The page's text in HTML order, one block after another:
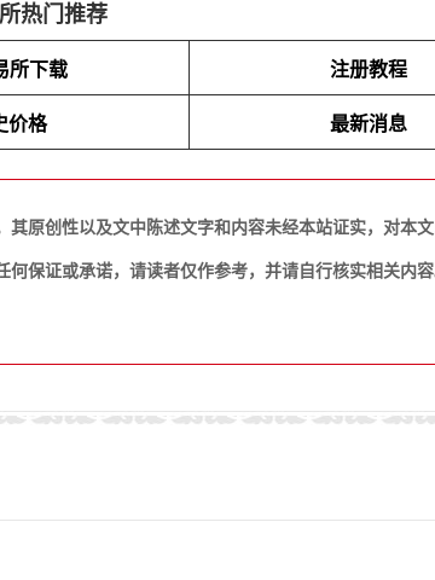
热门推荐
所下载 注册教程
价格 最新消息
原创性以及文中陈述文字和内容未经本站证实，对本
保证或承诺，请读者仅作参考，并请自行核实相关内容